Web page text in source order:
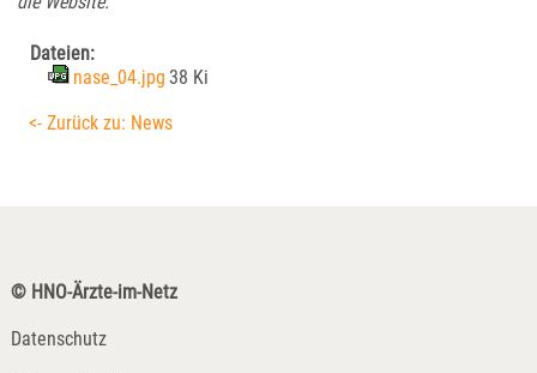
Dateien:
nase_04.jpg 38 Ki
<- Zurück zu: News
© HNO-Ärzte-im-Netz
Datenschutz